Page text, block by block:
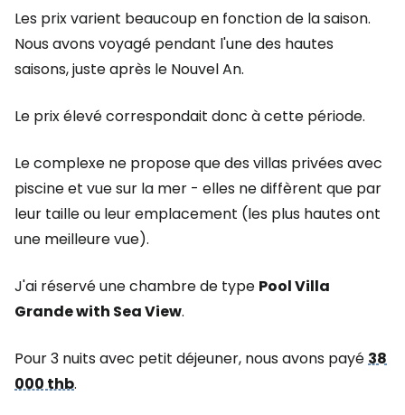
Les prix varient beaucoup en fonction de la saison.
Nous avons voyagé pendant l'une des hautes
saisons, juste après le Nouvel An.
Le prix élevé correspondait donc à cette période.
Le complexe ne propose que des villas privées avec
piscine et vue sur la mer - elles ne diffèrent que par
leur taille ou leur emplacement (les plus hautes ont
une meilleure vue).
J'ai réservé une chambre de type Pool Villa
Grande with Sea View.
Pour 3 nuits avec petit déjeuner, nous avons payé 38
000 thb.